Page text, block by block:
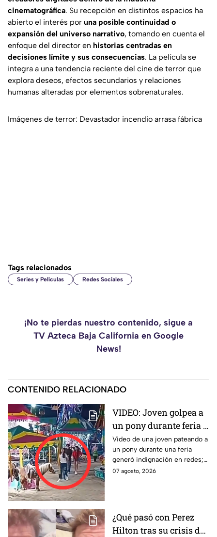
cinematográfica. Su recepción en distintos espacios ha
abierto el interés por una posible continuidad o
expansión del universo narrativo, tomando en cuenta el
enfoque del director en historias centradas en
decisiones límite y sus consecuencias. La película se
integra a una tendencia reciente del cine de terror que
explora deseos, efectos secundarios y relaciones
humanas alteradas por elementos sobrenaturales.
Imágenes de terror: Devastador incendio arrasa fábrica
Tags relacionados
Series y Películas Redes Sociales
¡No te pierdas nuestro contenido, sigue a
TV Azteca Baja California en Google
News!
CONTENIDO RELACIONADO
VIDEO: Joven golpea a
un pony durante feria y
se ríe; usuarios exigen
castigo por maltrato
animal
Video de una joven pateando a
un pony durante una feria
generó indignación en redes;
usuarios piden investigar el
07 agosto, 2026
¿Qué pasó con Perez
Hilton tras su crisis de